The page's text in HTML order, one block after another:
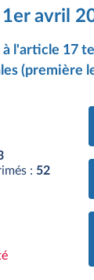
avril
à l'article 17
(première
: 52